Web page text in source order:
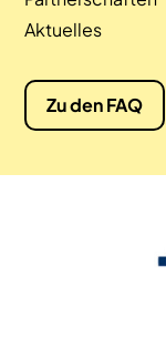
Aktuelles
Zu den FAQ